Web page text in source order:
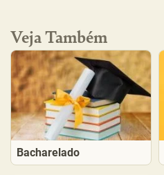
Veja Também
Bacharelado